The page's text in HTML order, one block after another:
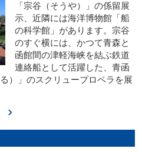
「宗谷（そうや）」の係留展
示、近隣には海洋博物館「船
の科学館」があります。宗谷
のすぐ横には、かつて青森と
函館間の津軽海峡を結ぶ鉄道
連絡船として活躍した、青函
）」のスクリュープロペラを展